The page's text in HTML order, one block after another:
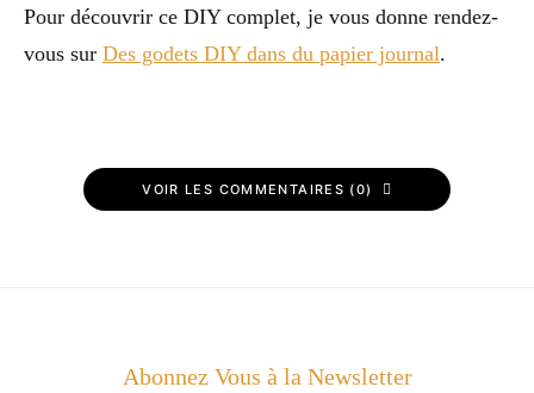
Pour découvrir ce DIY complet, je vous donne rendez-
vous sur Des godets DIY dans du papier journal.
VOIR LES COMMENTAIRES (0)
Abonnez Vous à la Newsletter